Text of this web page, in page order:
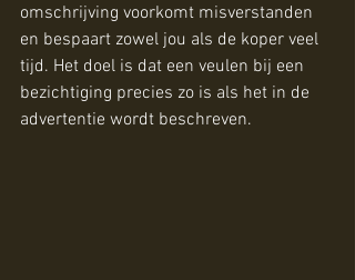
omschrijving voorkomt misverstanden
en bespaart zowel jou als de koper veel
tijd. Het doel is dat een veulen bij een
bezichtiging precies zo is als het in de
advertentie wordt beschreven.